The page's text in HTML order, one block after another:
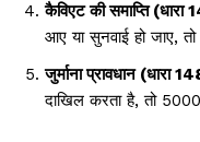
कैविएट की समाप्ति
आए या सुनवाई हो जाए, तो
जुर्माना प्रावधान (धारा
दाखिल करता है, तो